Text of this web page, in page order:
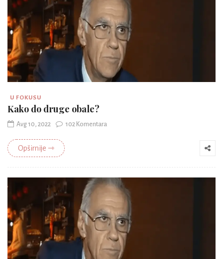
U FOKUSU
Kako do druge obale?
Avg 10, 2022 102 Komentara
Opširnije ⇾